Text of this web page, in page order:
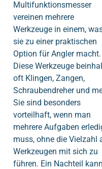
Multifunktionsmesser
vereinen mehrere
Werkzeuge in einem,
sie zu einer praktischen
Option für Angler macht.
Diese Werkzeuge
oft Klingen, Zangen,
Schraubendreher und
Sie sind besonders
vorteilhaft, wenn man
mehrere Aufgaben
muss, ohne die Vielzahl
Werkzeugen mit sich zu
führen. Ein Nachteil kann